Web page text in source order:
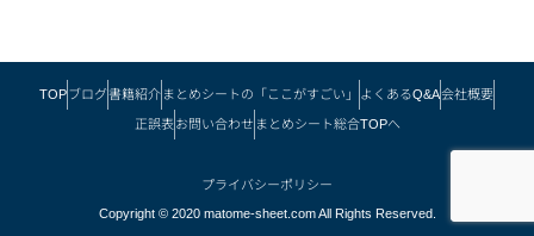
TOPブログ書籍紹介 まとめシートの「ここがすごい」 よくあるQ&A会社概要
正誤表 お問い合わせ まとめシート総合TOPへ
プライバシーポリシー
Copyright © 2020 matome-sheet.com All Rights Reserved.